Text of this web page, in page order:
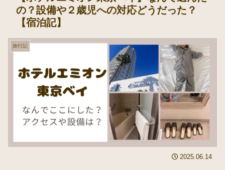
の？設備や２歳児への対応どうだった？
【宿泊記】
旅行記
2025.06.14